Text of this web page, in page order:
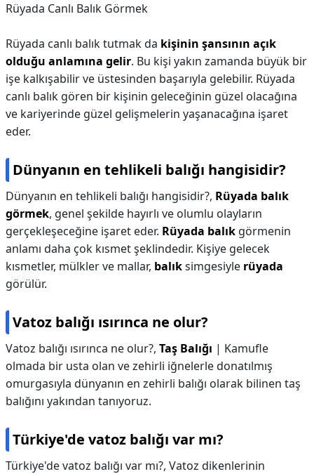
Rüyada Canlı Balık Görmek
Rüyada canlı balık tutmak da kişinin şansının açık
olduğu anlamına gelir. Bu kişi yakın zamanda büyük bir
işe kalkışabilir ve üstesinden başarıyla gelebilir. Rüyada
canlı balık gören bir kişinin geleceğinin güzel olacağına
ve kariyerinde güzel gelişmelerin yaşanacağına işaret
eder.
Dünyanın en tehlikeli balığı hangisidir?
Dünyanın en tehlikeli balığı hangisidir?, Rüyada balık
görmek, genel şekilde hayırlı ve olumlu olayların
gerçekleşeceğine işaret eder. Rüyada balık görmenin
anlamı daha çok kısmet şeklindedir. Kişiye gelecek
kısmetler, mülkler ve mallar, balıksimgesiyle rüyada
görülür.
Vatoz balığı ısırınca ne olur?
Vatoz balığı ısırınca ne olur?, Taş Balığı | Kamufle
olmada bir usta olan ve zehirli iğnelerle donatılmış
omurgasıyla dünyanın en zehirli balığı olarak bilinen taş
balığını yakından tanıyoruz.
Türkiye'de vatoz balığı var mı?
Türkiye'de vatoz balığı var mı?, Vatoz dikenlerinin